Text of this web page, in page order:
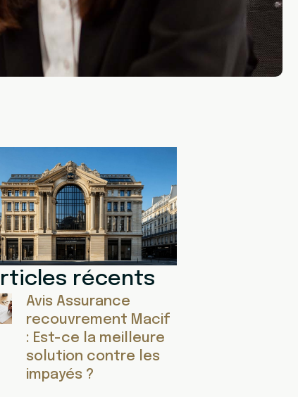
récents
Avis Assurance
recouvrement Macif
: Est-ce la meilleure
solution contre les
impayés ?